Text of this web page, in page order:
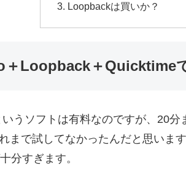
Loopbackは買いか？
Loopback＋Quicktime
うソフトは有料なのですが、20
まで試してなかったんだと思いま
分すぎます。